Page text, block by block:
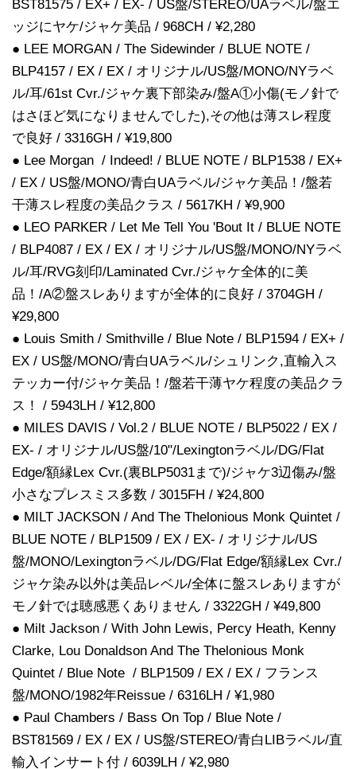
BST81575 / EX+ / EX- / US盤/STEREO/UAラベル/盤エ
ッジにヤケ/ジャケ美品 / 968CH / ¥2,280
● LEE MORGAN / The Sidewinder / BLUE NOTE /
BLP4157 / EX / EX / オリジナル/US盤/MONO/NYラベ
ル/耳/61st Cvr./ジャケ裏下部染み/盤A①小傷(モノ針で
はさほど気になりませんでした),その他は薄スレ程度
で良好 / 3316GH / ¥19,800
● Lee Morgan / Indeed! / BLUE NOTE / BLP1538 / EX+
/ EX / US盤/MONO/青白UAラベル/ジャケ美品！/盤若
干薄スレ程度の美品クラス / 5617KH / ¥9,900
● LEO PARKER / Let Me Tell You 'Bout It / BLUE NOTE
/ BLP4087 / EX / EX / オリジナル/US盤/MONO/NYラベ
ル/耳/RVG刻印/Laminated Cvr./ジャケ全体的に美
品！/A②盤スレありますが全体的に良好 / 3704GH /
¥29,800
● Louis Smith / Smithville / Blue Note / BLP1594 / EX+ /
EX / US盤/MONO/青白UAラベル/シュリンク,直輸入ス
テッカー付/ジャケ美品！/盤若干薄ヤケ程度の美品クラ
ス！ / 5943LH / ¥12,800
● MILES DAVIS / Vol.2 / BLUE NOTE / BLP5022 / EX /
EX- / オリジナル/US盤/10"/Lexingtonラベル/DG/Flat
Edge/額縁Lex Cvr.(裏BLP5031まで)/ジャケ3辺傷み/盤
小さなプレスミス多数 / 3015FH / ¥24,800
● MILT JACKSON / And The Thelonious Monk Quintet /
BLUE NOTE / BLP1509 / EX / EX- / オリジナル/US
盤/MONO/Lexingtonラベル/DG/Flat Edge/額縁Lex Cvr./
ジャケ染み以外は美品レベル/全体に盤スレありますが
モノ針では聴感悪くありません / 3322GH / ¥49,800
● Milt Jackson / With John Lewis, Percy Heath, Kenny
Clarke, Lou Donaldson And The Thelonious Monk
Quintet / Blue Note / BLP1509 / EX / EX / フランス
盤/MONO/1982年Reissue / 6316LH / ¥1,980
● Paul Chambers / Bass On Top / Blue Note /
BST81569 / EX / EX / US盤/STEREO/青白LIBラベル/直
輸入インサート付 / 6039LH / ¥2,980